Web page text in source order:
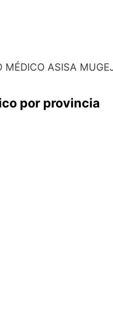
MÉDICO ASISA
por provincia